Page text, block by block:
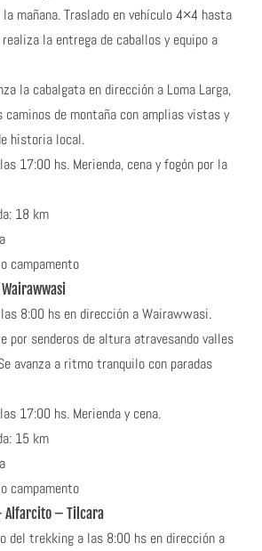
mañana. Traslado en vehículo 4×4 hasta
realiza la entrega de caballos y equipo a
la cabalgata en dirección a Loma Larga,
caminos de montaña con amplias vistas y
historia local.
17:00 hs. Merienda, cena y fogón por la
18 km
campamento
8:00 hs en dirección a Wairawwasi.
por senderos de altura atravesando valles
avanza a ritmo tranquilo con paradas
17:00 hs. Merienda y cena.
15 km
campamento
Alfarcito – Tilcara
del trekking a las 8:00 hs en dirección a